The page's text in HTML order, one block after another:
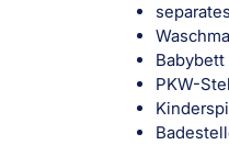
PKW-